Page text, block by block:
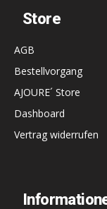
Store
AGB
Bestellvorgang
AJOURE´ Store
Dashboard
Vertrag widerrufen